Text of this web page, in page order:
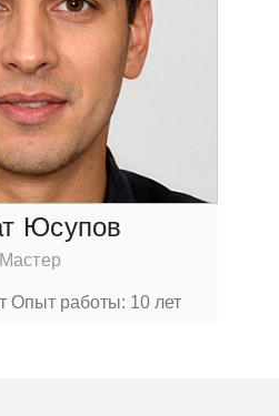
Юсупoв
Мастер
Опыт рабoты: 10 лет